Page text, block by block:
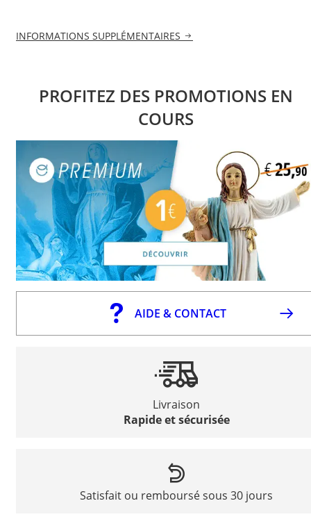
INFORMATIONS SUPPLÉMENTAIRES
PROFITEZ DES PROMOTIONS EN
COURS
AIDE & CONTACT
Livraison
Rapide et sécurisée
Satisfait ou remboursé sous 30 jours